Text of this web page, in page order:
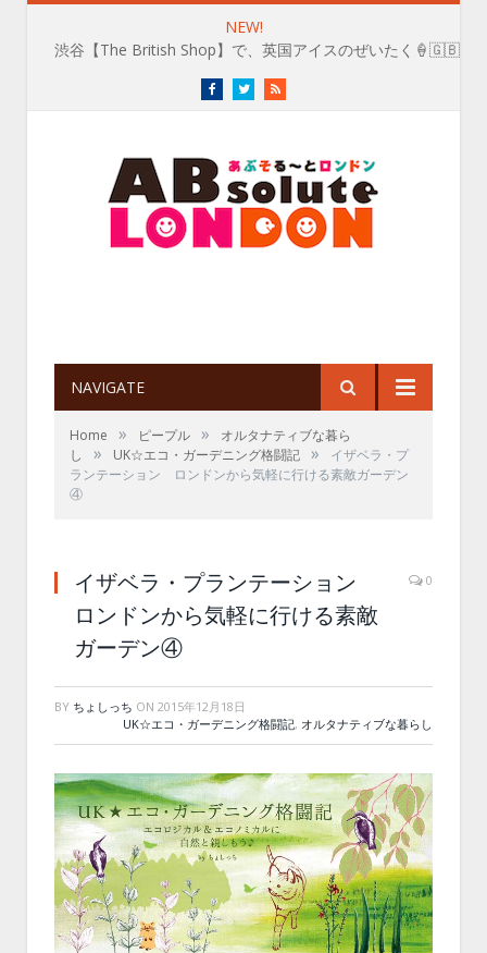
NEW!
渋谷【The British Shop】で、英国アイスのぜいたく🍦🇬🇧
FacebookTwitterRSS
NAVIGATE
Home » ピープル »
オルタナティブな暮ら
し
» UK☆エコ・ガーデニング格闘記 »
イザベラ・プ
ランテーション ロンドンから気軽に行ける素敵ガーデン
④
イザベラ・プランテーション
ロンドンから気軽に行ける素敵
ガーデン④
0
BY ちょしっち ON 2015年12月18日
UK☆エコ・ガーデニング格闘記, オルタナティブな暮らし